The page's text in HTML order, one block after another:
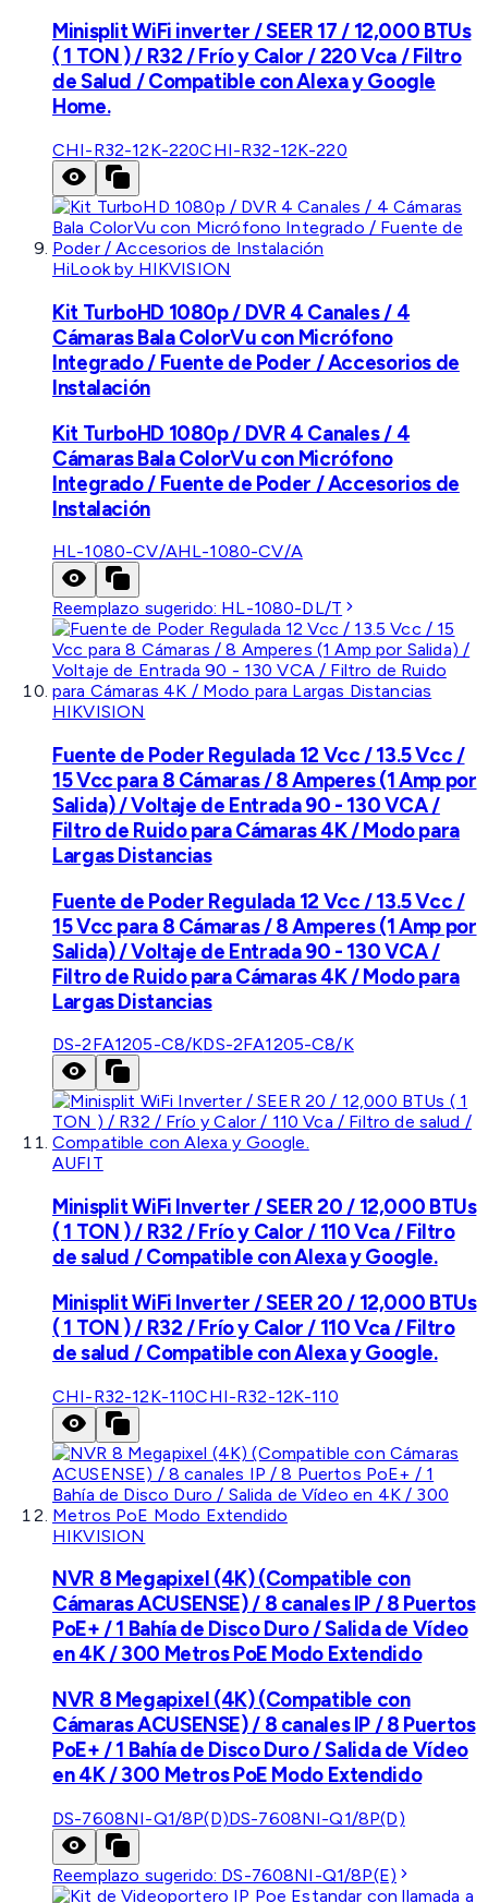
Minisplit WiFi inverter / SEER 17 / 12,000 BTUs
( 1 TON ) / R32 / Frío y Calor / 220 Vca / Filtro
de Salud / Compatible con Alexa y Google
Home.
CHI-R32-12K-220CHI-R32-12K-220
HiLook by HIKVISION
Kit TurboHD 1080p / DVR 4 Canales / 4
Cámaras Bala ColorVu con Micrófono
Integrado / Fuente de Poder / Accesorios de
Instalación
Kit TurboHD 1080p / DVR 4 Canales / 4
Cámaras Bala ColorVu con Micrófono
Integrado / Fuente de Poder / Accesorios de
Instalación
HL-1080-CV/AHL-1080-CV/A
Reemplazo sugerido: HL-1080-DL/T
HIKVISION
Fuente de Poder Regulada 12 Vcc / 13.5 Vcc /
15 Vcc para 8 Cámaras / 8 Amperes (1 Amp por
Salida) / Voltaje de Entrada 90 - 130 VCA /
Filtro de Ruido para Cámaras 4K / Modo para
Largas Distancias
Fuente de Poder Regulada 12 Vcc / 13.5 Vcc /
15 Vcc para 8 Cámaras / 8 Amperes (1 Amp por
Salida) / Voltaje de Entrada 90 - 130 VCA /
Filtro de Ruido para Cámaras 4K / Modo para
Largas Distancias
DS-2FA1205-C8/KDS-2FA1205-C8/K
AUFIT
Minisplit WiFi Inverter / SEER 20 / 12,000 BTUs
( 1 TON ) / R32 / Frío y Calor / 110 Vca / Filtro
de salud / Compatible con Alexa y Google.
Minisplit WiFi Inverter / SEER 20 / 12,000 BTUs
( 1 TON ) / R32 / Frío y Calor / 110 Vca / Filtro
de salud / Compatible con Alexa y Google.
CHI-R32-12K-110CHI-R32-12K-110
HIKVISION
NVR 8 Megapixel (4K) (Compatible con
Cámaras ACUSENSE) / 8 canales IP / 8 Puertos
PoE+ / 1 Bahía de Disco Duro / Salida de Vídeo
en 4K / 300 Metros PoE Modo Extendido
NVR 8 Megapixel (4K) (Compatible con
Cámaras ACUSENSE) / 8 canales IP / 8 Puertos
PoE+ / 1 Bahía de Disco Duro / Salida de Vídeo
en 4K / 300 Metros PoE Modo Extendido
DS-7608NI-Q1/8P(D)DS-7608NI-Q1/8P(D)
Reemplazo sugerido: DS-7608NI-Q1/8P(E)